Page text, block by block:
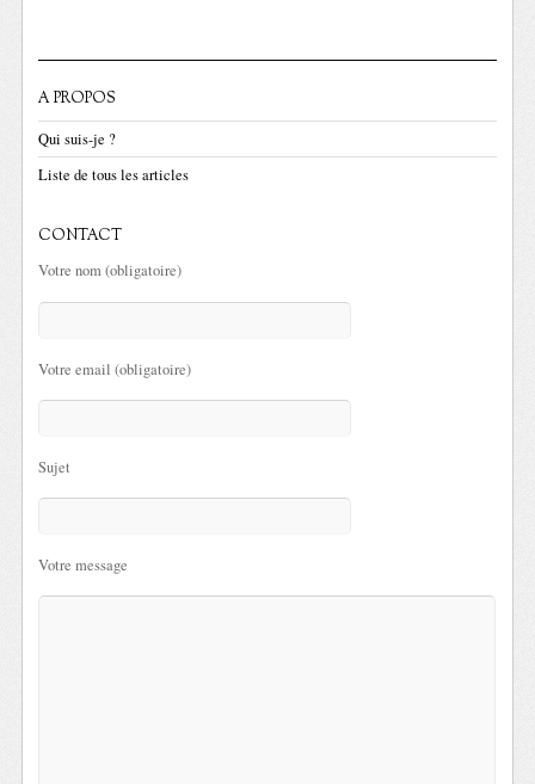
A PROPOS
Qui suis-je ?
Liste de tous les articles
CONTACT
Votre nom (obligatoire)
Votre email (obligatoire)
Sujet
Votre message